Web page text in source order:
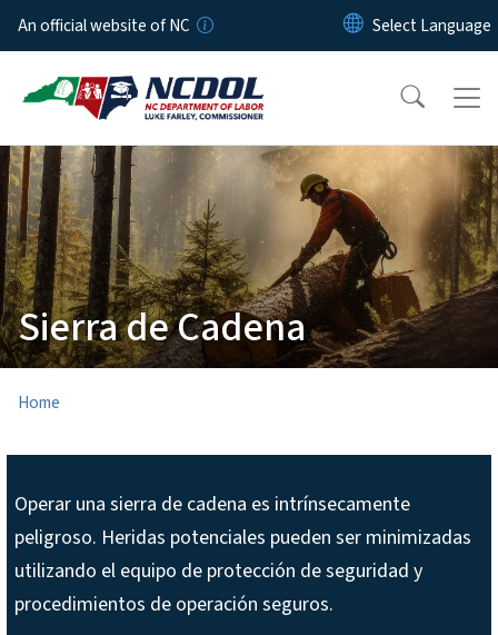
Skip to main content
An official website of NC
Sierra de Cadena
Home
Operar una sierra de cadena es intrínsecamente
peligroso. Heridas potenciales pueden ser minimizadas
utilizando el equipo de protección de seguridad y
procedimientos de operación seguros.